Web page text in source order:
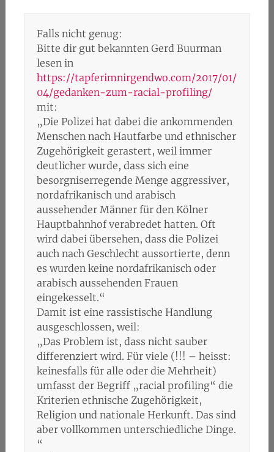
Falls nicht genug:
Bitte dir gut bekannten Gerd Buurman
lesen in
https://tapferimnirgendwo.com/2017/01/
04/gedanken-zum-racial-profiling/
mit:
„Die Polizei hat dabei die ankommenden
Menschen nach Hautfarbe und ethnischer
Zugehörigkeit gerastert, weil immer
deutlicher wurde, dass sich eine
besorgniserregende Menge aggressiver,
nordafrikanisch und arabisch
aussehender Männer für den Kölner
Hauptbahnhof verabredet hatten. Oft
wird dabei übersehen, dass die Polizei
auch nach Geschlecht aussortierte, denn
es wurden keine nordafrikanisch oder
arabisch aussehenden Frauen
eingekesselt.“
Damit ist eine rassistische Handlung
ausgeschlossen, weil:
„Das Problem ist, dass nicht sauber
differenziert wird. Für viele (!!! – heisst:
keinesfalls für alle oder die Mehrheit)
umfasst der Begriff „racial profiling“ die
Kriterien ethnische Zugehörigkeit,
Religion und nationale Herkunft. Das sind
aber vollkommen unterschiedliche Dinge.
“